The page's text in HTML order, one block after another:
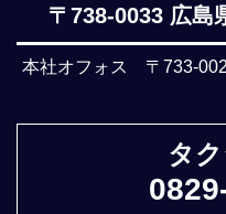
〒738-0033 広島
本社オフォス 〒733-
タ